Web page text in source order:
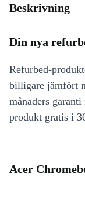
Beskrivning
Din nya
Refurbed-
billigare jämfört
månaders
produkt gratis i
Acer